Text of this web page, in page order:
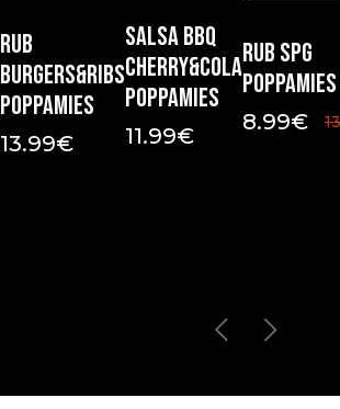
Rub
Burgers&Ribs
Poppamies
13.99€
Salsa Bbq
Cherry&Cola
Poppamies
11.99€
Rub Spg
Poppamies
8.99€